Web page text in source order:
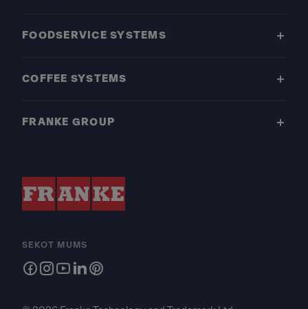
FOODSERVICE SYSTEMS
COFFEE SYSTEMS
FRANKE GROUP
SEKOT MUMS